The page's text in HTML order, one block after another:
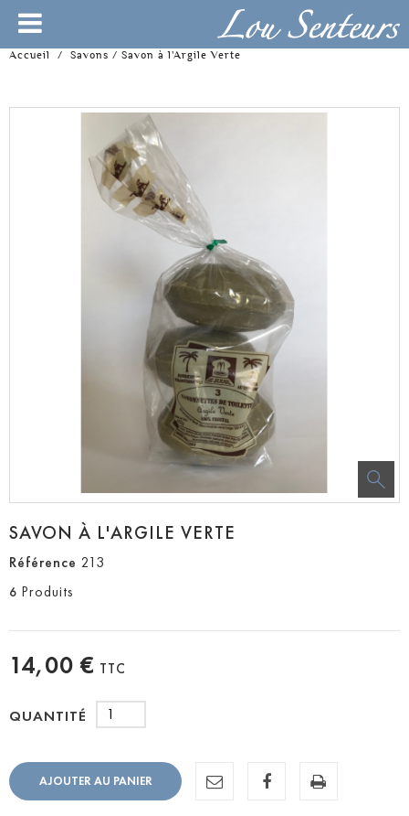
Accueil / Savons / Savon à l'Argile Verte
SAVON À L'ARGILE VERTE
Référence 213
6 Produits
14,00 € TTC
QUANTITÉ
AJOUTER AU PANIER